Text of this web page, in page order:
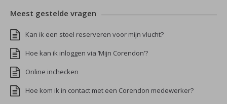
Meest gestelde vragen
Kan ik een stoel reserveren voor mijn vlucht?
Hoe kan ik inloggen via ‘Mijn Corendon’?
Online inchecken
Hoe kom ik in contact met een Corendon medewerker?